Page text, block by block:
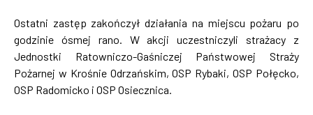
Ostatni zastęp zakończył działania na miejscu pożaru po
godzinie ósmej rano. W akcji uczestniczyli strażacy z
Jednostki Ratowniczo-Gaśniczej Państwowej Straży
Pożarnej w Krośnie Odrzańskim, OSP Rybaki, OSP Połęcko,
OSP Radomicko i OSP Osiecznica.